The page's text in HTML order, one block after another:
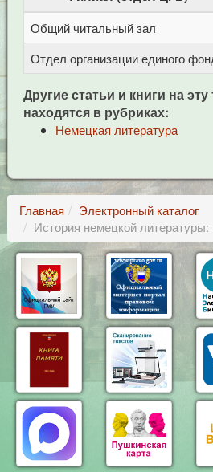
Общий читальный зал
Отдел организации единого
Другие статьи и книги на эту
находятся в рубриках:
Немецкая литература
Главная
Электронный каталог
История немецкой